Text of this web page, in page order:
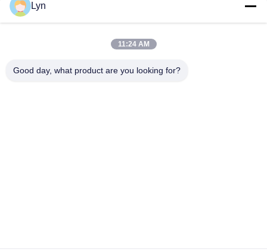
Lyn
11:24 AM
Good day, what product are you looking for?